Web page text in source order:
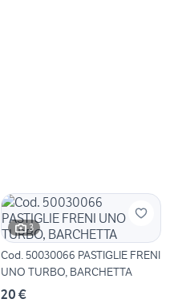
3
Cod. 50030066 PASTIGLIE FRENI
UNO TURBO, BARCHETTA
20 €